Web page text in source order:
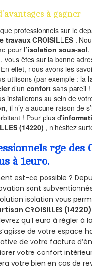
à gagner
professionnels sur le
travaux CROISILLES .
pour l’isolation sous-sol,
, vous êtes sur la bonne
effet, nous avons les
utilisons (par exemple : la
d’unconfort sans pareil
installerons au sein de
, il n’y a aucune raison de
! Pour plus d’
(14220) , n’hésitez
rge des
à 1euro.
est-ce possible ?
sont
isolation vous
CROISILLES
qu’1 euro à régler à
s’agisse de votre espace
de votre facture
votre confort
votre bien en cas de